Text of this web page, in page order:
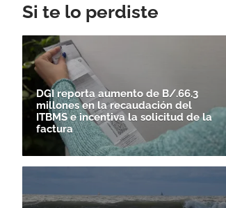
Si te lo perdiste
DGI reporta aumento de B/.66.3
millones en la recaudación del
ITBMS e incentiva la solicitud de la
factura